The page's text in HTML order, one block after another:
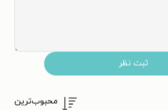
ثبت نظر
محبوب‌ترین